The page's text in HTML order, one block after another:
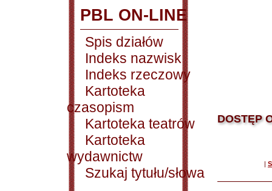
PBL ON-LINE
Spis działów
Indeks nazwisk
Indeks rzeczowy
Kartoteka
czasopism
Kartoteka teatrów
Kartoteka
wydawnictw
Szukaj tytułu/słowa
DOSTĘP
|